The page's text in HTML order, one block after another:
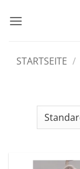
Inhalt
STARTSEITE /